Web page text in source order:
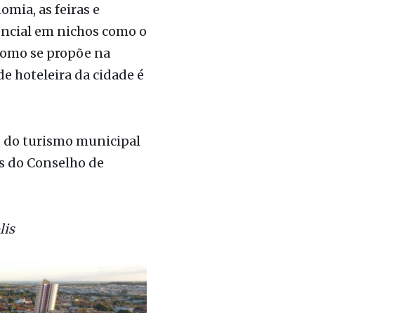
porém
estruturados.
as feiras e
em nichos como o
se propõe na
turismo municipal